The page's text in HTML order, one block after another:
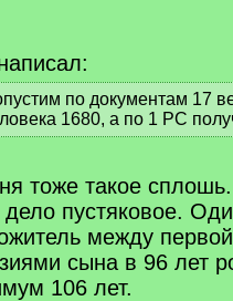
по документам 17
1680, а по 1 РС
тоже такое
дело пустяковое.
между
сына в 96 лет
106 лет.